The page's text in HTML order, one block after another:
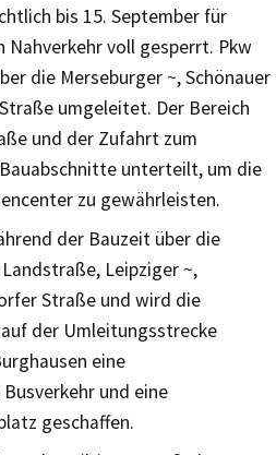
bis 15. September für
voll gesperrt. Pkw
die Merseburger ~, Schönauer
umgeleitet. Der Bereich
und der Zufahrt zum
unterteilt, um die
zu gewährleisten.
der Bauzeit über die
Leipziger ~,
Straße und wird die
der Umleitungsstrecke
eine
und eine
geschaffen.